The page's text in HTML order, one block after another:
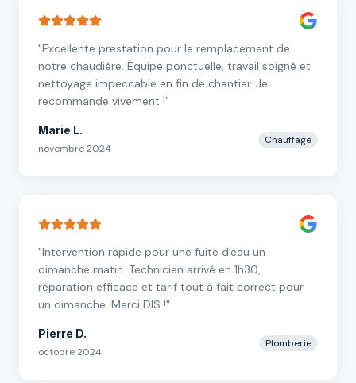
"Excellente prestation pour le remplacement de
notre chaudière. Équipe ponctuelle, travail soigné et
nettoyage impeccable en fin de chantier. Je
recommande vivement !"
Marie L.
novembre 2024
Chauffage
"Intervention rapide pour une fuite d'eau un
dimanche matin. Technicien arrivé en 1h30,
réparation efficace et tarif tout à fait correct pour
un dimanche. Merci DIS !"
Pierre D.
octobre 2024
Plomberie